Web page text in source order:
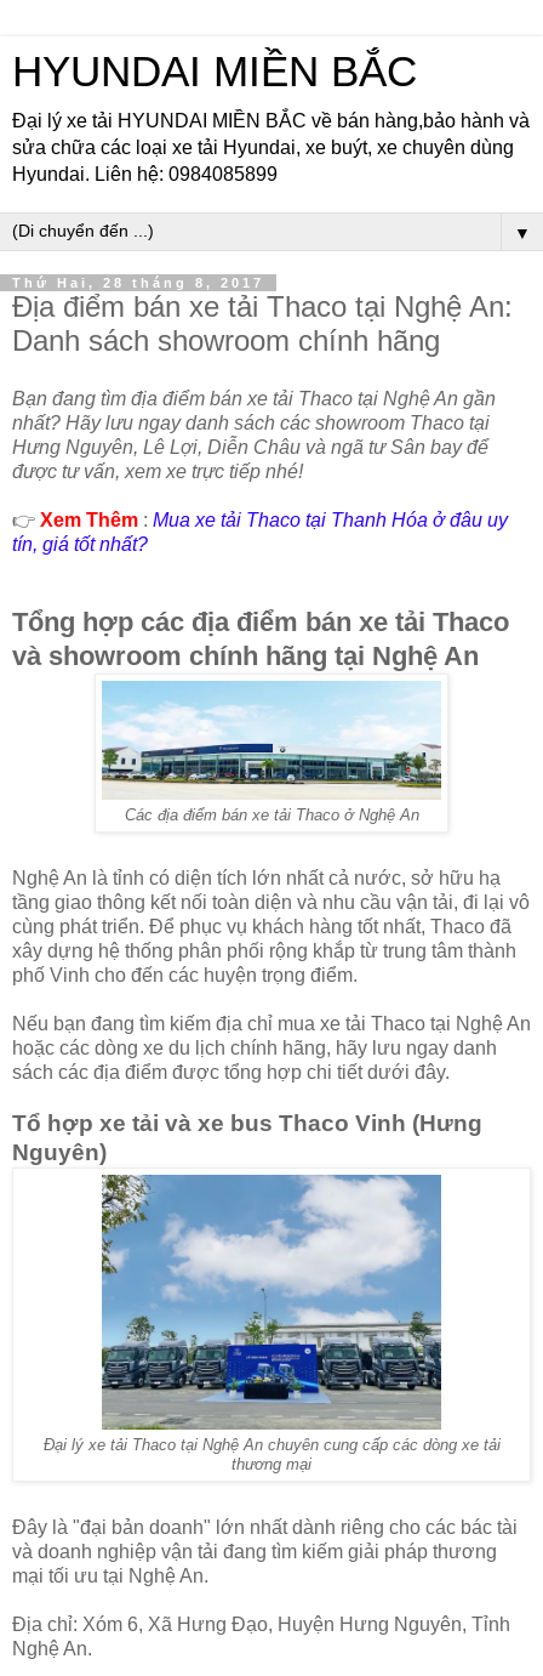
HYUNDAI MIỀN BẮC
Đại lý xe tải HYUNDAI MIỀN BẮC về bán hàng,bảo hành và
sửa chữa các loại xe tải Hyundai, xe buýt, xe chuyên dùng
Hyundai. Liên hệ: 0984085899
▼
Thứ Hai, 28 tháng 8, 2017
Địa điểm bán xe tải Thaco tại Nghệ An:
Danh sách showroom chính hãng
Bạn đang tìm địa điểm bán xe tải Thaco tại Nghệ An gần
nhất? Hãy lưu ngay danh sách các showroom Thaco tại
Hưng Nguyên, Lê Lợi, Diễn Châu và ngã tư Sân bay để
được tư vấn, xem xe trực tiếp nhé!
👉 Xem Thêm : Mua xe tải Thaco tại Thanh Hóa ở đâu uy
tín, giá tốt nhất?
Tổng hợp các địa điểm bán xe tải Thaco
và showroom chính hãng tại Nghệ An
Các địa điểm bán xe tải Thaco ở Nghệ An
Nghệ An là tỉnh có diện tích lớn nhất cả nước, sở hữu hạ
tầng giao thông kết nối toàn diện và nhu cầu vận tải, đi lại vô
cùng phát triển. Để phục vụ khách hàng tốt nhất, Thaco đã
xây dựng hệ thống phân phối rộng khắp từ trung tâm thành
phố Vinh cho đến các huyện trọng điểm.
Nếu bạn đang tìm kiếm địa chỉ mua xe tải Thaco tại Nghệ An
hoặc các dòng xe du lịch chính hãng, hãy lưu ngay danh
sách các địa điểm được tổng hợp chi tiết dưới đây.
Tổ hợp xe tải và xe bus Thaco Vinh (Hưng
Nguyên)
Đại lý xe tải Thaco tại Nghệ An chuyên cung cấp các dòng xe tải
thương mại
Đây là "đại bản doanh" lớn nhất dành riêng cho các bác tài
và doanh nghiệp vận tải đang tìm kiếm giải pháp thương
mại tối ưu tại Nghệ An.
Địa chỉ: Xóm 6, Xã Hưng Đạo, Huyện Hưng Nguyên, Tỉnh
Nghệ An.